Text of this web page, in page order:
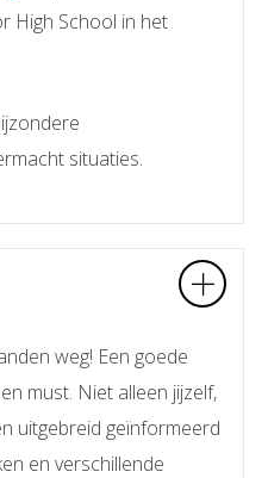
High School in het
situaties.
weg! Een goede
must. Niet alleen jijzelf,
uitgebreid geïnformeerd
en verschillende